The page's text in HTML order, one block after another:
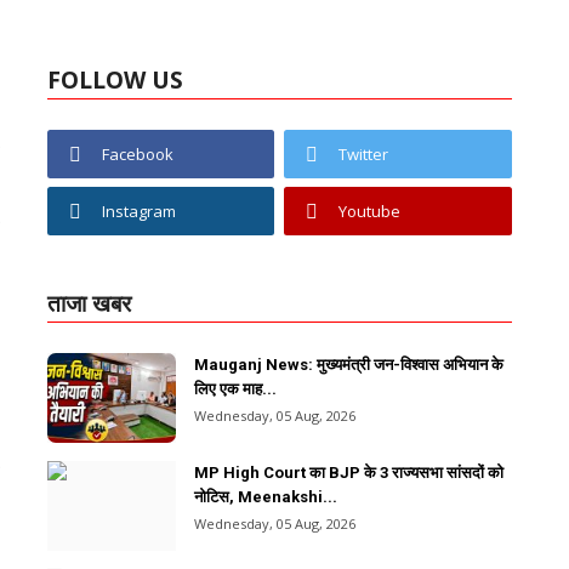
FOLLOW US
Facebook Twitter
Instagram Youtube
ताजा खबर
Mauganj News: मुख्यमंत्री जन-विश्वास अभियान के
लिए एक माह...
Wednesday, 05 Aug, 2026
MP High Court का BJP के 3 राज्यसभा सांसदों को
नोटिस, Meenakshi...
Wednesday, 05 Aug, 2026